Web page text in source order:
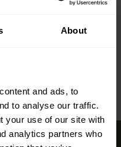
About
and ads, to
to analyse our traffic.
your use of our site with
analytics partners who